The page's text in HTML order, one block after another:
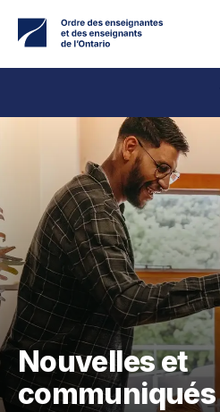
contenu
Nouvelles et
communiqués